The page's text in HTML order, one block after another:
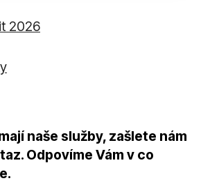
2026
naše služby, zašlete nám
Odpovíme Vám v co